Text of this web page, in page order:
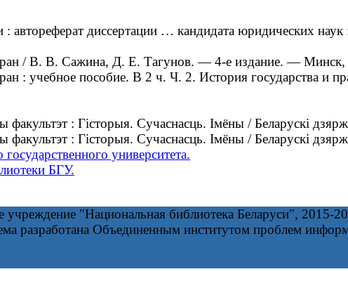
автореферат диссертации … кандидата юридических
/ В. В. Сажина, Д. Е. Тагунов. — 4-е издание. — Минск,
: учебное пособие. В 2 ч. Ч. 2. История государства
: Гісторыя. Сучаснасць. Імёны / Беларускі
: Гісторыя. Сучаснасць. Імёны / Беларускі
университета.
БГУ.
учреждение "Национальная библиотека Беларуси", 2015-
разработана Объединенным институтом проблем